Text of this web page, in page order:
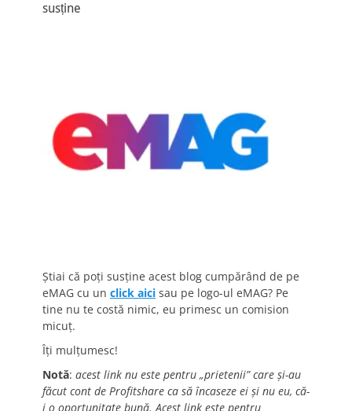
susține
Știai că poți susține acest blog cumpărând de pe
eMAG cu un click aici sau pe logo-ul eMAG? Pe
tine nu te costă nimic, eu primesc un comision
micuț.
Îți mulțumesc!
Notă: acest link nu este pentru „prietenii” care și-au
făcut cont de Profitshare ca să încaseze ei și nu eu, că-
i o oportunitate bună. Acest link este pentru